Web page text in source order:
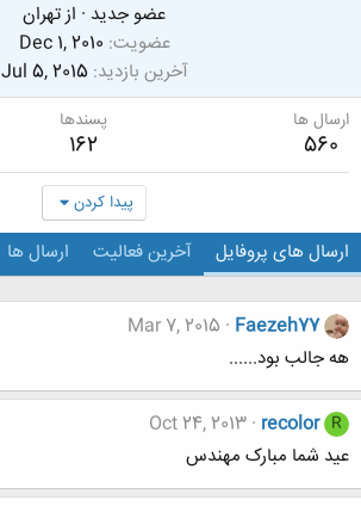
عضو جدید · ازتهران
عضویت Dec 1, 2010
آخرین بازدید Jul 5, 2015
ارسال ها
560
پسندها
162
پیدا کردن
ارسال های پروفایل آخرین فعالیت ارسال ها
Faezeh77
Mar 7, 2015
هه جالب بود......
R
recolor
Oct 24, 2013
عید شما مبارک مهندس